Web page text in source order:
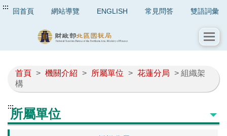
::: 回首頁 網站導覽 ENGLISH 常見問答 雙語詞彙
首頁 > 機關介紹 > 所屬單位 > 花蓮分局 > 組織架
構
:::所屬單位